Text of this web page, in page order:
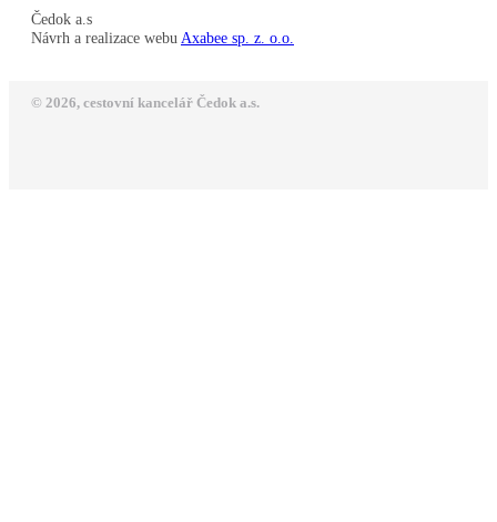
Čedok a.s
Návrh a realizace webu Axabee sp. z. o.o.
© 2026, cestovní kancelář Čedok a.s.